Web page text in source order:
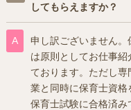
してもらえますか？
申し訳ございません
は原則としてお仕事
ております。ただし
業と同時に保育士資格
保育士試験に合格済